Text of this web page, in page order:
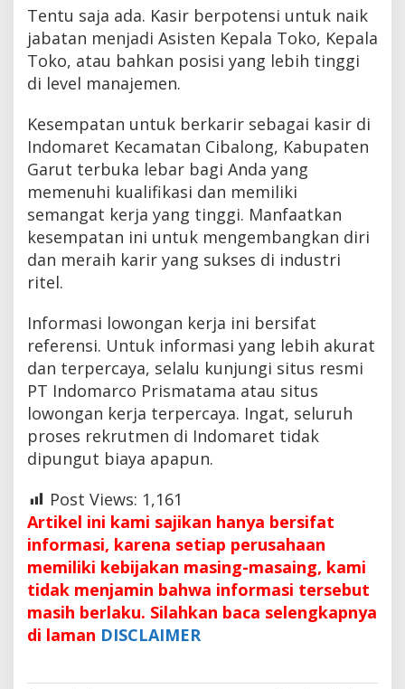
Tentu saja ada. Kasir berpotensi untuk naik
jabatan menjadi Asisten Kepala Toko, Kepala
Toko, atau bahkan posisi yang lebih tinggi
di level manajemen.
Kesempatan untuk berkarir sebagai kasir di
Indomaret Kecamatan Cibalong, Kabupaten
Garut terbuka lebar bagi Anda yang
memenuhi kualifikasi dan memiliki
semangat kerja yang tinggi. Manfaatkan
kesempatan ini untuk mengembangkan diri
dan meraih karir yang sukses di industri
ritel.
Informasi lowongan kerja ini bersifat
referensi. Untuk informasi yang lebih akurat
dan terpercaya, selalu kunjungi situs resmi
PT Indomarco Prismatama atau situs
lowongan kerja terpercaya. Ingat, seluruh
proses rekrutmen di Indomaret tidak
dipungut biaya apapun.
Post Views: 1,161
Artikel ini kami sajikan hanya bersifat
informasi, karena setiap perusahaan
memiliki kebijakan masing-masaing, kami
tidak menjamin bahwa informasi tersebut
masih berlaku. Silahkan baca selengkapnya
di laman DISCLAIMER